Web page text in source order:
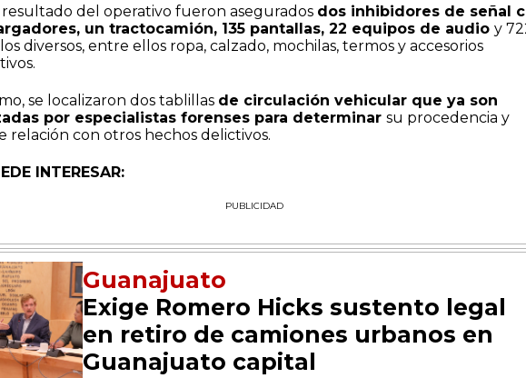
resultado del operativo fueron asegurados dos inhibidores de señal
un tractocamión, 135 pantallas, 22 equipos de audio y
diversos, entre ellos ropa, calzado, mochilas, termos y accesorios
se localizaron dos tablillas de circulación vehicular que ya son
por especialistas forenses para determinar su procedencia y
relación con otros hechos delictivos.
INTERESAR:
PUBLICIDAD
Guanajuato
Exige Romero Hicks sustento legal
en retiro de camiones urbanos en
Guanajuato capital